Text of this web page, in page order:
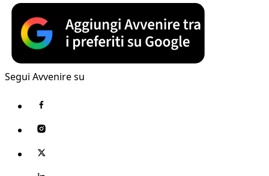
Segui Avvenire su